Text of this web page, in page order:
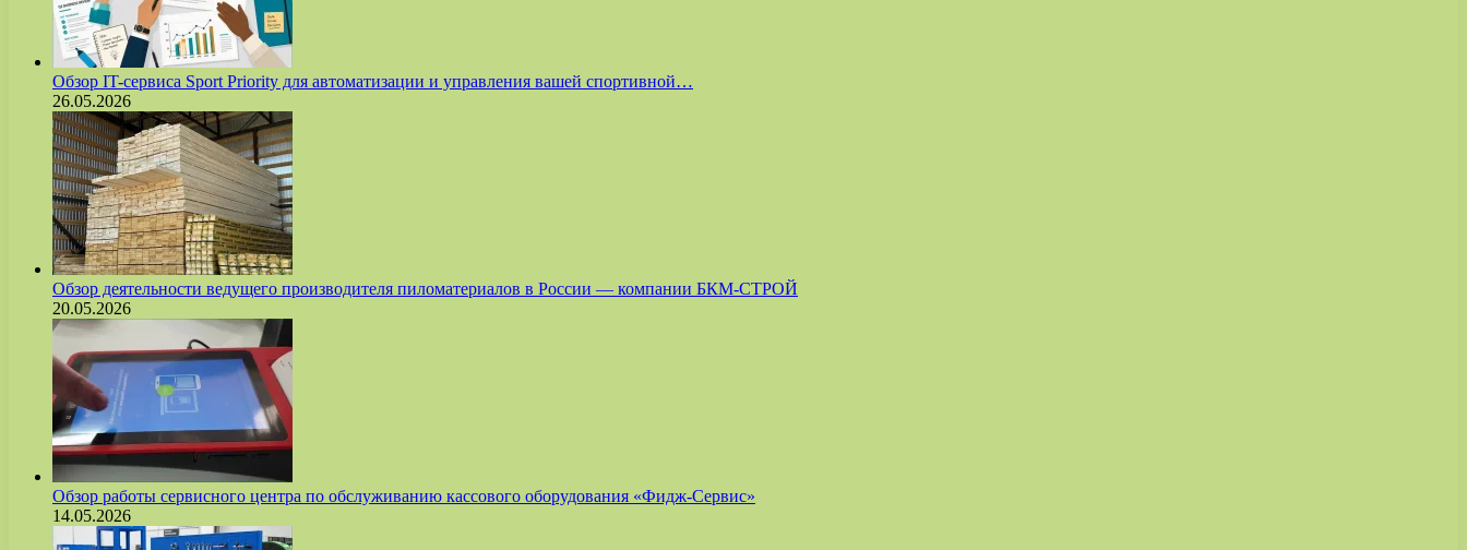
Обзор IT-сервиса Sport Priority для автоматизации и управления вашей спортивной…
26.05.2026
Обзор деятельности ведущего производителя пиломатериалов в России — компании БКМ-СТРОЙ
20.05.2026
Обзор работы сервисного центра по обслуживанию кассового оборудования «Фидж-Сервис»
14.05.2026